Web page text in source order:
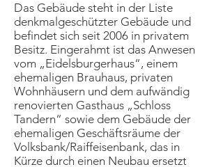
der
Galerie
Das Gebäude steht in der Liste
denkmalgeschützter Gebäude und
befindet sich seit 2006 in privatem
Besitz. Eingerahmt ist das Anwesen
vom „Eidelsburgerhaus“, einem
ehemaligen Brauhaus, privaten
Wohnhäusern und dem aufwändig
renovierten Gasthaus „Schloss
Tandern“ sowie dem Gebäude der
ehemaligen Geschäftsräume der
Volksbank/Raiffeisenbank, das in
Kürze durch einen Neubau ersetzt